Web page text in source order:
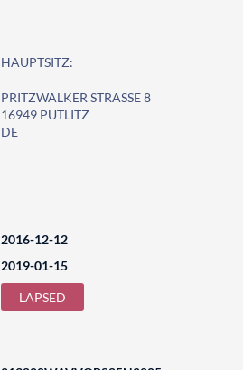
HAUPTSITZ:
PRITZWALKER STRASSE 8
16949 PUTLITZ
DE
2016-12-12
2019-01-15
LAPSED